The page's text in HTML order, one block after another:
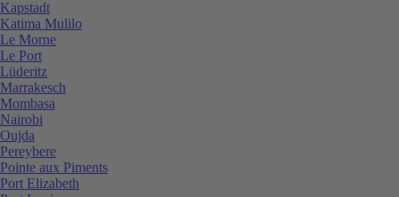
Kapstadt
Katima Mulilo
Le Morne
Le Port
Lüderitz
Marrakesch
Mombasa
Nairobi
Oujda
Pereybere
Pointe aux Piments
Port Elizabeth